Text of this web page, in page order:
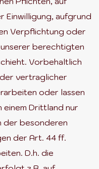
Einwilligung, aufgrund
Verpflichtung oder
berechtigten
Vorbehaltlich
vertraglicher
oder lassen
einem Drittland nur
der besonderen
der Art. 44 ff.
D.h. die